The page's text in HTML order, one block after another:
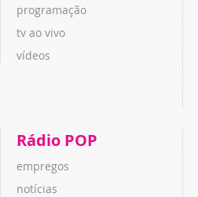
programação
tv ao vivo
vídeos
Rádio POP
empregos
notícias